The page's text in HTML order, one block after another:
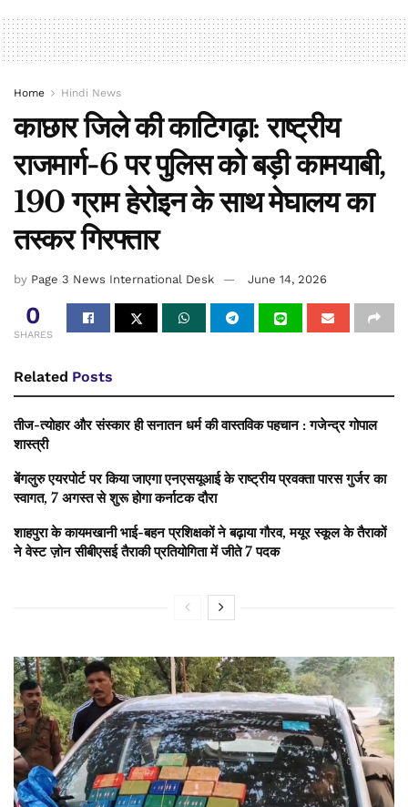
Home Hindi News
काछार जिले की काटिगढ़ा: राष्ट्रीय
राजमार्ग-6 पर पुलिस को बड़ी कामयाबी,
190 ग्राम हेरोइन के साथ मेघालय का
तस्कर गिरफ्तार
by Page 3 News International Desk June 14, 2026
0
SHARES
Related Posts
तीज-त्योहार और संस्कार ही सनातन धर्म की वास्तविक पहचान : गजेन्द्र गोपाल
शास्त्री
बेंगलुरु एयरपोर्ट पर किया जाएगा एनएसयूआई के राष्ट्रीय प्रवक्ता पारस गुर्जर का
स्वागत, 7 अगस्त से शुरू होगा कर्नाटक दौरा
शाहपुरा के कायमखानी भाई-बहन प्रशिक्षकों ने बढ़ाया गौरव, मयूर स्कूल के तैराकों
ने वेस्ट ज़ोन सीबीएसई तैराकी प्रतियोगिता में जीते 7 पदक